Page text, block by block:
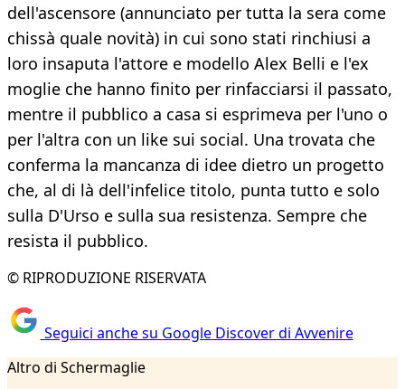
dell'ascensore (annunciato per tutta la sera come
chissà quale novità) in cui sono stati rinchiusi a
loro insaputa l'attore e modello Alex Belli e l'ex
moglie che hanno finito per rinfacciarsi il passato,
mentre il pubblico a casa si esprimeva per l'uno o
per l'altra con un like sui social. Una trovata che
conferma la mancanza di idee dietro un progetto
che, al di là dell'infelice titolo, punta tutto e solo
sulla D'Urso e sulla sua resistenza. Sempre che
resista il pubblico.
© RIPRODUZIONE RISERVATA
Seguici anche su Google Discover di Avvenire
Altro di Schermaglie